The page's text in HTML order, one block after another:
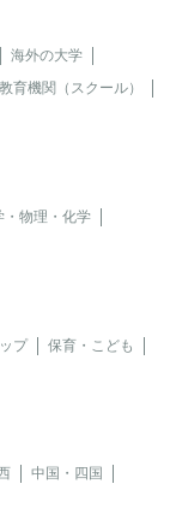
海外の大学
育機関（スクール）
・物理・化学
プ
保育・こども
中国・四国